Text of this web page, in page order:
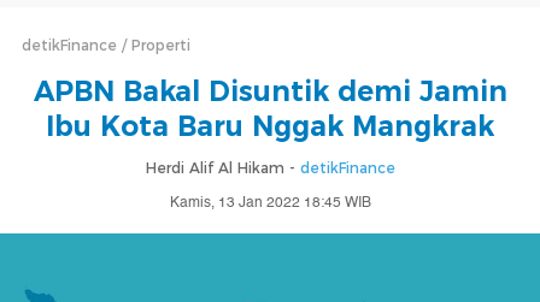
detikFinance Properti
APBN Bakal Disuntik demi Jamin
Ibu Kota Baru Nggak Mangkrak
Herdi Alif Al Hikam - detikFinance
Kamis, 13 Jan 2022 18:45 WIB